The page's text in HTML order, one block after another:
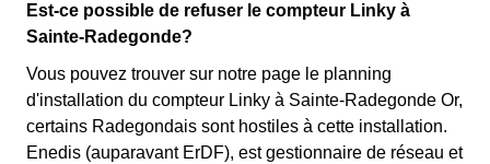
Est-ce possible de refuser le compteur Linky à
Sainte-Radegonde?
Vous pouvez trouver sur notre page le planning
d'installation du compteur Linky à Sainte-Radegonde Or,
certains Radegondais sont hostiles à cette installation.
Enedis (auparavant ErDF), est gestionnaire de réseau et